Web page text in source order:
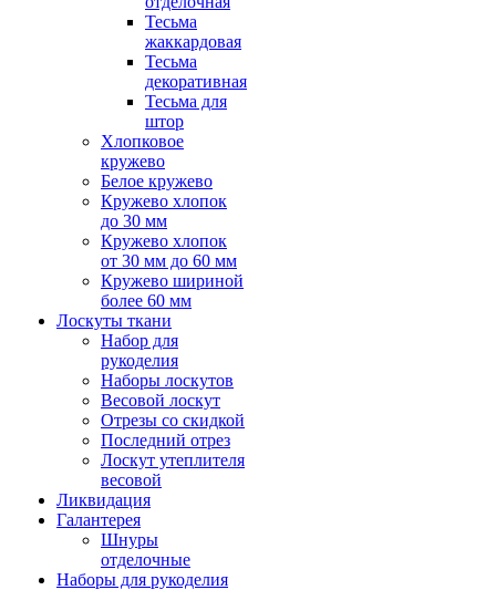
Тесьма
жаккардовая
Тесьма
декоративная
Тесьма для
штор
Хлопковое
кружево
Белое кружево
Кружево хлопок
до 30 мм
Кружево хлопок
от 30 мм до 60 мм
Кружево шириной
более 60 мм
Лоскуты ткани
Набор для
рукоделия
Наборы лоскутов
Весовой лоскут
Отрезы со скидкой
Последний отрез
Лоскут утеплителя
весовой
Ликвидация
Галантерея
Шнуры
отделочные
Наборы для рукоделия